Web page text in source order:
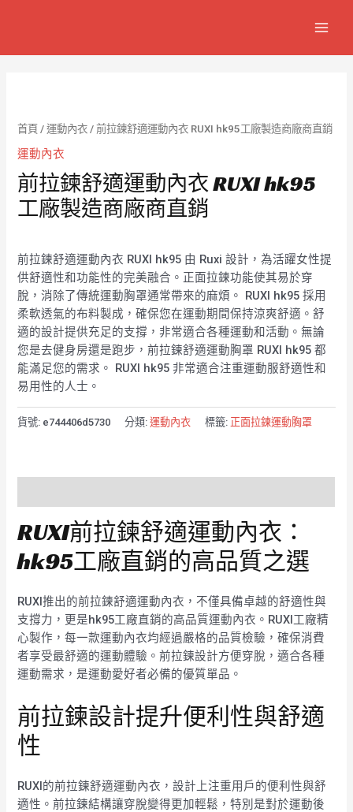
首頁 /運動內衣 / 前拉鍊舒適運動內衣 RUXI hk95工廠製造商廠商直銷
運動內衣
前拉鍊舒適運動內衣 RUXI hk95
工廠製造商廠商直銷
前拉鍊舒適運動內衣 RUXI hk95 由 Ruxi 設計，為活躍女性提
供舒適性和功能性的完美融合。正面拉鍊功能使其易於穿
脫，消除了傳統運動胸罩通常帶來的麻煩。 RUXI hk95 採用
柔軟透氣的布料製成，確保您在運動期間保持涼爽舒適。舒
適的設計提供充足的支撐，非常適合各種運動和活動。無論
您是去健身房還是跑步，前拉鍊舒適運動胸罩 RUXI hk95 都
能滿足您的需求。 RUXI hk95 非常適合注重運動服舒適性和
易用性的人士。
貨號: e744406d5730 分類:運動內衣 標籤: 正面拉鍊運動胸罩
RUXI前拉鍊舒適運動內衣：
hk95工廠直銷的高品質之選
RUXI推出的前拉鍊舒適運動內衣，不僅具備卓越的舒適性與
支撐力，更是hk95工廠直銷的高品質運動內衣。RUXI工廠精
心製作，每一款運動內衣均經過嚴格的品質檢驗，確保消費
者享受最舒適的運動體驗。前拉鍊設計方便穿脫，適合各種
運動需求，是運動愛好者必備的優質單品。
前拉鍊設計提升便利性與舒適
性
RUXI的前拉鍊舒適運動內衣，設計上注重用戶的便利性與舒
適性。前拉鍊結構讓穿脫變得更加輕鬆，特別是對於運動後